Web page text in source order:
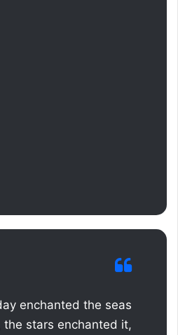
enchanted the seas
stars enchanted it,